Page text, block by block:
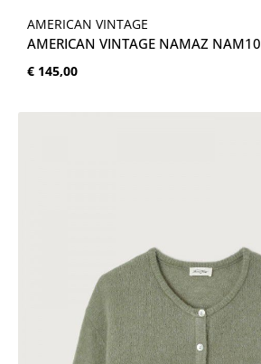
AMERICAN VINTAGE
AMERICAN VINTAGE NAMAZ
Normale prijs:
€ 145,00